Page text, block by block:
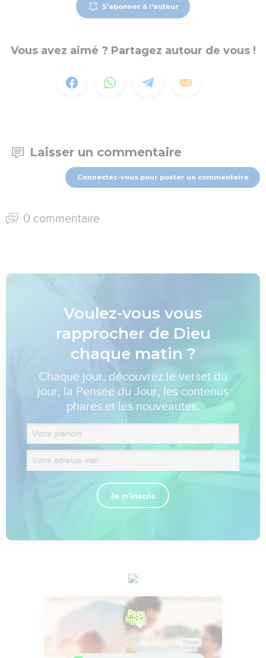
S'abonner à l'auteur
Vous avez aimé ? Partagez autour de vous !
Laisser un commentaire
Connectez-vous pour poster un commentaire
0 commentaire
Voulez-vous vous
rapprocher de Dieu
chaque matin ?
Chaque jour, découvrez le verset du
jour, la Pensée du Jour, les contenus
phares et les nouveautés.
Je m'inscris